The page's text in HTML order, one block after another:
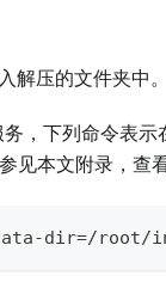
解压的文件夹中。
，下列命令表
见本文附录，查
dir=/root/